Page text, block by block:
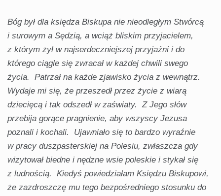
Bóg był dla księdza Biskupa nie nieodległym Stwórcą
i surowym a Sędzią, a wciąż bliskim przyjacielem,
z którym żył w najserdeczniejszej przyjaźni i do
którego ciągle się zwracał w każdej chwili swego
życia. Patrzał na każde zjawisko życia z wewnątrz.
Wydaje mi się, że przeszedł przez życie z wiarą
dziecięcą i tak odszedł w zaświaty. Z Jego słów
przebija gorące pragnienie, aby wszyscy Jezusa
poznali i kochali. Ujawniało się to bardzo wyraźnie
w pracy duszpasterskiej na Polesiu, zwłaszcza gdy
wizytował biedne i nędzne wsie poleskie i stykał się
z ludnością. Kiedyś powiedziałam Księdzu Biskupowi,
że zazdroszczę mu tego bezpośredniego stosunku do